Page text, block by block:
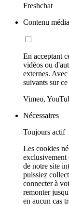
Freshchat
Contenu
En acceptant
vidéos ou
externes.
suivants sur
Vimeo,
Nécessaires
Toujours actif
Les cookies
exclusivement
de notre site
puissiez
connecter à
remonter
en aucun cas